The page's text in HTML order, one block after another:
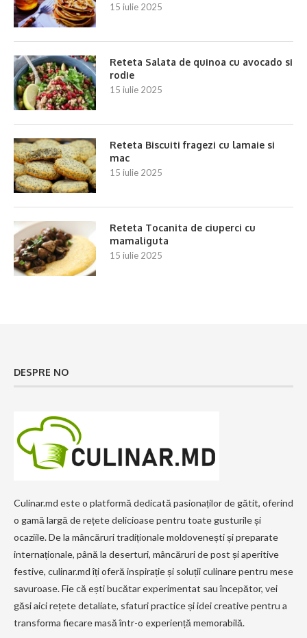
15 iulie 2025
Reteta Salata de quinoa cu avocado si
rodie
15 iulie 2025
Reteta Biscuiti fragezi cu lamaie si
mac
15 iulie 2025
Reteta Tocanita de ciuperci cu
mamaliguta
15 iulie 2025
DESPRE NO
Culinar.md este o platformă dedicată pasionaților de gătit, oferind
o gamă largă de rețete delicioase pentru toate gusturile și
ocaziile. De la mâncăruri tradiționale moldovenești și preparate
internaționale, până la deserturi, mâncăruri de post și aperitive
festive, culinar.md îți oferă inspirație și soluții culinare pentru mese
savuroase. Fie că ești bucătar experimentat sau începător, vei
găsi aici rețete detaliate, sfaturi practice și idei creative pentru a
transforma fiecare masă într-o experiență memorabilă.